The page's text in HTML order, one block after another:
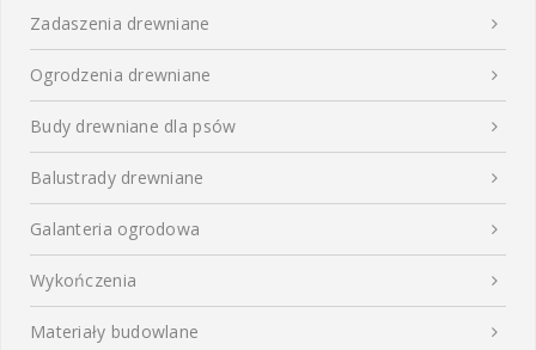
Zadaszenia drewniane
Ogrodzenia drewniane
Budy drewniane dla psów
Balustrady drewniane
Galanteria ogrodowa
Wykończenia
Materiały budowlane